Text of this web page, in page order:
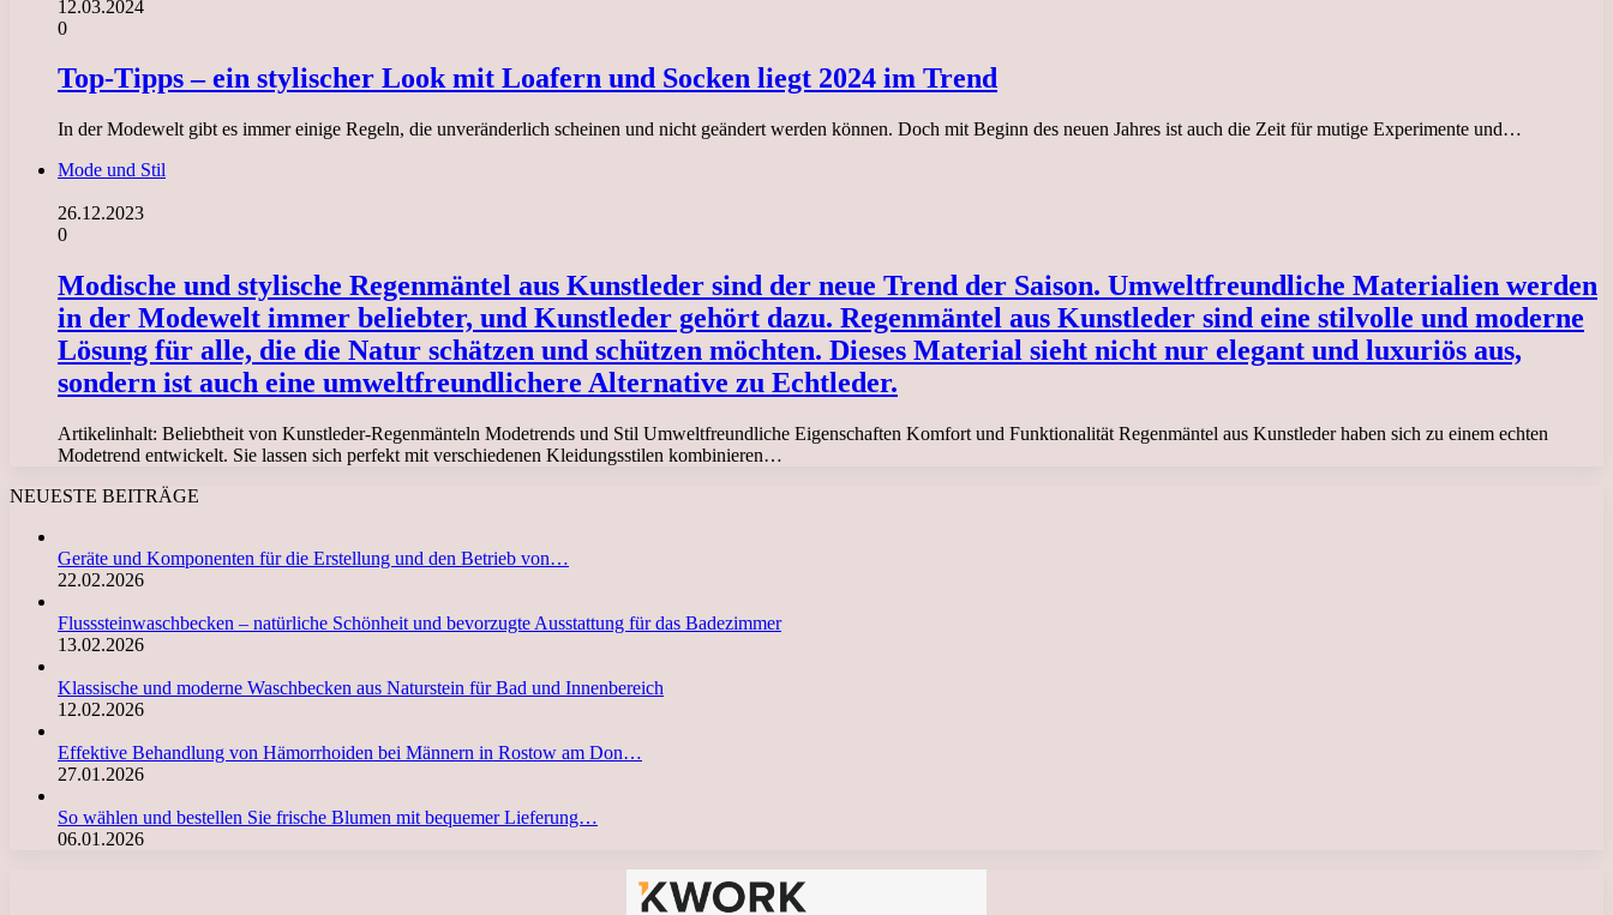
12.03.2024
0
Top-Tipps – ein stylischer Look mit Loafern und Socken liegt 2024 im Trend
In der Modewelt gibt es immer einige Regeln, die unveränderlich scheinen und nicht geändert werden können. Doch mit Beginn des neuen Jahres ist auch die Zeit für mutige Experimente und…
Mode und Stil
26.12.2023
0
Modische und stylische Regenmäntel aus Kunstleder sind der neue Trend der Saison. Umweltfreundliche Materialien werden
in der Modewelt immer beliebter, und Kunstleder gehört dazu. Regenmäntel aus Kunstleder sind eine stilvolle und moderne
Lösung für alle, die die Natur schätzen und schützen möchten. Dieses Material sieht nicht nur elegant und luxuriös aus,
sondern ist auch eine umweltfreundlichere Alternative zu Echtleder.
Artikelinhalt: Beliebtheit von Kunstleder-Regenmänteln Modetrends und Stil Umweltfreundliche Eigenschaften Komfort und Funktionalität Regenmäntel aus Kunstleder haben sich zu einem echten
Modetrend entwickelt. Sie lassen sich perfekt mit verschiedenen Kleidungsstilen kombinieren…
NEUESTE BEITRÄGE
Geräte und Komponenten für die Erstellung und den Betrieb von…
22.02.2026
Flusssteinwaschbecken – natürliche Schönheit und bevorzugte Ausstattung für das Badezimmer
13.02.2026
Klassische und moderne Waschbecken aus Naturstein für Bad und Innenbereich
12.02.2026
Effektive Behandlung von Hämorrhoiden bei Männern in Rostow am Don…
27.01.2026
So wählen und bestellen Sie frische Blumen mit bequemer Lieferung…
06.01.2026